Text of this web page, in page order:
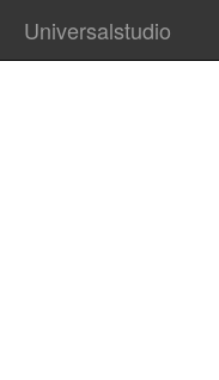
Universalstudio